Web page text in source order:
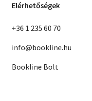
Elérhetőségek
+36 1 235 60 70
info@bookline.hu
Bookline Bolt